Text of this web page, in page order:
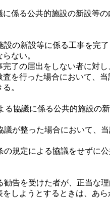
係る公共的施設の新設等
の新設等に係る工事を完
ない。
了の届出をしない者に対し
を行った場合において、
。
協議に係る公共的施設の
が整った場合において、
規定による協議をせずに
告を受けた者が、正当な
しようとするときは、あ